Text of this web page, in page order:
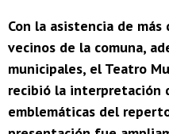
Con la asistencia de
vecinos de la comuna,
municipales, el Teatro
recibió la interpretación
emblemáticas del